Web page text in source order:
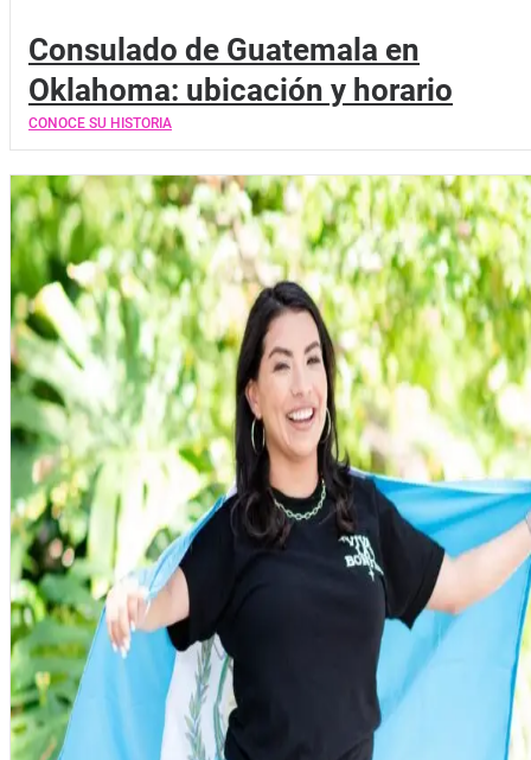
Consulado de Guatemala en
Oklahoma: ubicación y horario
CONOCE SU HISTORIA